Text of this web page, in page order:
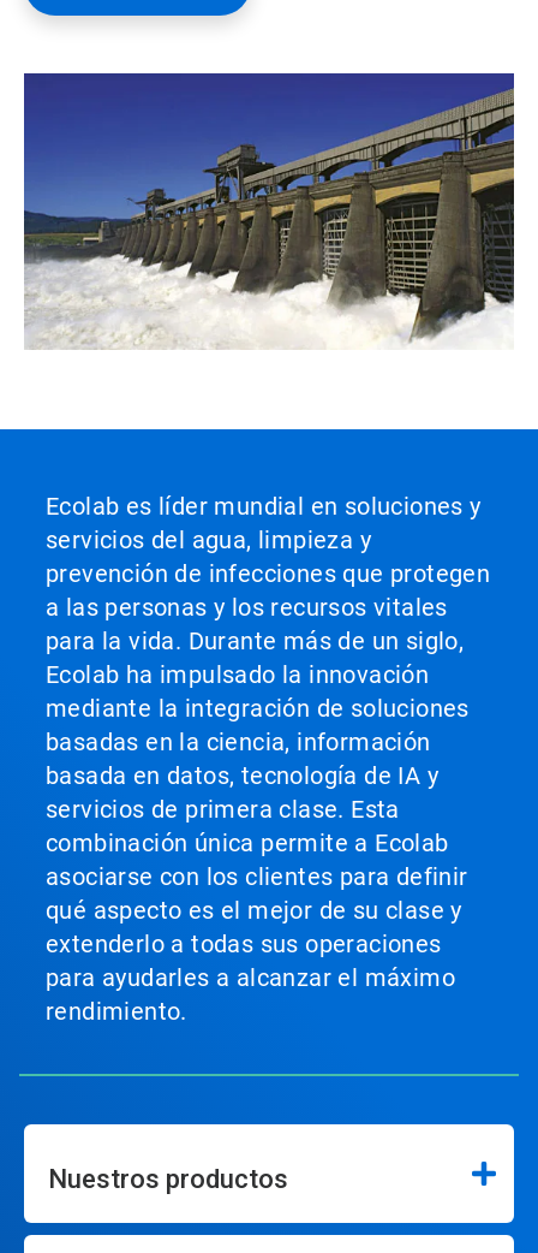
Ecolab es líder mundial en soluciones y
servicios del agua, limpieza y
prevención de infecciones que protegen
a las personas y los recursos vitales
para la vida. Durante más de un siglo,
Ecolab ha impulsado la innovación
mediante la integración de soluciones
basadas en la ciencia, información
basada en datos, tecnología de IA y
servicios de primera clase. Esta
combinación única permite a Ecolab
asociarse con los clientes para definir
qué aspecto es el mejor de su clase y
extenderlo a todas sus operaciones
para ayudarles a alcanzar el máximo
rendimiento.
Nuestros productos